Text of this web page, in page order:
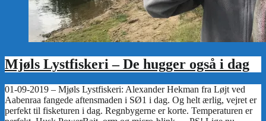
Mjøls Lystfiskeri – De hugger også i dag